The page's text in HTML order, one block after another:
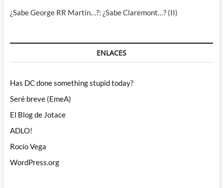
¿Sabe George RR Martin…?: ¿Sabe Claremont…? (II)
ENLACES
Has DC done something stupid today?
Seré breve (EmeA)
El Blog de Jotace
ADLO!
Rocío Vega
WordPress.org